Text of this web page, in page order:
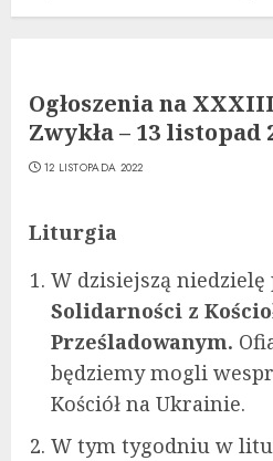
Ogłoszenia na
Zwykła – 13 listopad
12 LISTOPADA 2022
Liturgia
W dzisiejszą
Solidarności z
Prześladowanym.
będziemy mogli
Kościół na Ukrainie.
W tym tygodniu w